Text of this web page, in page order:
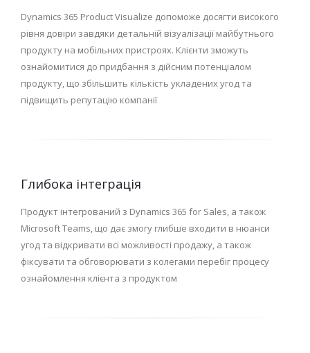
Dynamics 365 Product Visualize допоможе досягти високого
рівня довіри завдяки детальній візуалізації майбутнього
продукту на мобільних пристроях. Клієнти зможуть
ознайомитися до придбання з дійсним потенціалом
продукту, що збільшить кількість укладених угод та
підвищить репутацію компанії
Глибока інтеграція
Продукт інтегрований з Dynamics 365 for Sales, а також
Microsoft Teams, що дає змогу глибше входити в нюанси
угод та відкривати всі можливості продажу, а також
фіксувати та обговорювати з колегами перебіг процесу
ознайомлення клієнта з продуктом